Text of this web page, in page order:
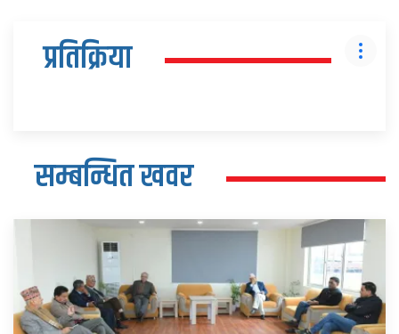
प्रतिक्रिया
सम्बन्धित खवर